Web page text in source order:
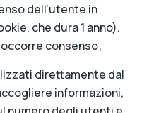
dell’utente in
che dura 1 anno).
consenso;
direttamente dal
informazioni,